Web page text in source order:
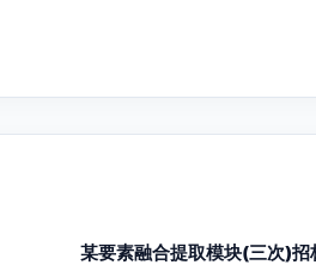
某要素融合提取模块(三次)招